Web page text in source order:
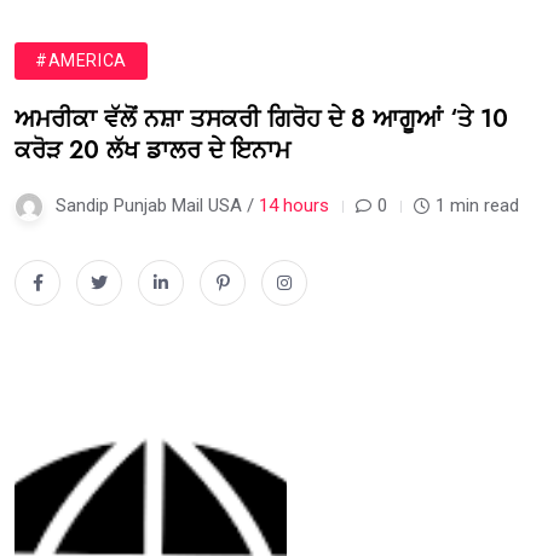
#AMERICA
ਅਮਰੀਕਾ ਵੱਲੋਂ ਨਸ਼ਾ ਤਸਕਰੀ ਗਿਰੋਹ ਦੇ 8 ਆਗੂਆਂ ‘ਤੇ 10
ਕਰੋੜ 20 ਲੱਖ ਡਾਲਰ ਦੇ ਇਨਾਮ
Sandip Punjab Mail USA / 14 hours 0 1 min read